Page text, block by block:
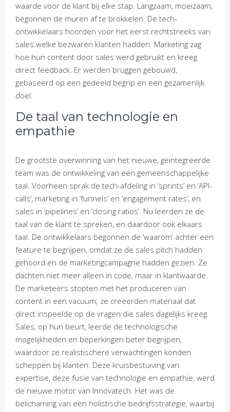
waarde voor de klant bij elke stap. Langzaam, moeizaam,
begonnen de muren af te brokkelen. De tech-
ontwikkelaars hoorden voor het eerst rechtstreeks van
sales welke bezwaren klanten hadden. Marketing zag
hoe hun content door sales werd gebruikt en kreeg
direct feedback. Er werden bruggen gebouwd,
gebaseerd op een gedeeld begrip en een gezamenlijk
doel.
De taal van technologie en
empathie
De grootste overwinning van het nieuwe, geïntegreerde
team was de ontwikkeling van een gemeenschappelijke
taal. Voorheen sprak de tech-afdeling in ‘sprints’ en ‘API-
calls’, marketing in ‘funnels’ en ‘engagement rates’, en
sales in ‘pipelines’ en ‘closing ratios’. Nu leerden ze de
taal van de klant te spreken, en daardoor ook elkaars
taal. De ontwikkelaars begonnen de ‘waarom’ achter een
feature te begrijpen, omdat ze de sales pitch hadden
gehoord en de marketingcampagne hadden gezien. Ze
dachten niet meer alleen in code, maar in klantwaarde.
De marketeers stopten met het produceren van
content in een vacuüm; ze creëerden materiaal dat
direct inspeelde op de vragen die sales dagelijks kreeg.
Sales, op hun beurt, leerde de technologische
mogelijkheden en beperkingen beter begrijpen,
waardoor ze realistischere verwachtingen konden
scheppen bij klanten. Deze kruisbestuiving van
expertise, deze fusie van technologie en empathie, werd
de nieuwe motor van Innovatech. Het was de
belichaming van een holistische bedrijfsstrategie, waarbij